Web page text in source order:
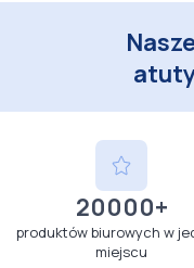
20000+
produktów biurowych w
miejscu